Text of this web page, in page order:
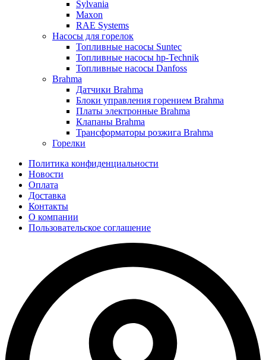
Sylvania
Maxon
RAE Systems
Насосы для горелок
Топливные насосы Suntec
Топливные насосы hp-Technik
Топливные насосы Danfoss
Brahma
Датчики Brahma
Блоки управления горением Brahma
Платы электронные Brahma
Клапаны Brahma
Трансформаторы розжига Brahma
Горелки
Политика конфиденциальности
Новости
Оплата
Доставка
Контакты
О компании
Пользовательское соглашение